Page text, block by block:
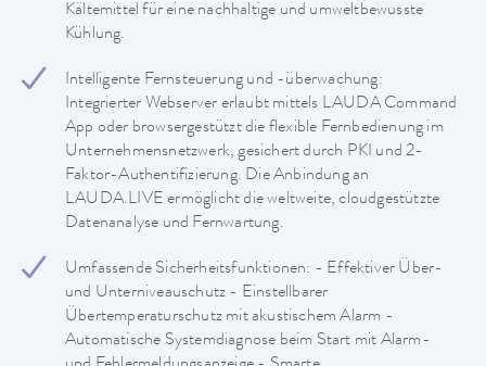
Kältemittel für eine nachhaltige und umweltbewusste
Kühlung.
Intelligente Fernsteuerung und -überwachung:
Integrierter Webserver erlaubt mittels LAUDA Command
App oder browsergestützt die flexible Fernbedienung im
Unternehmensnetzwerk, gesichert durch PKI und 2-
Faktor-Authentifizierung. Die Anbindung an
LAUDA.LIVE ermöglicht die weltweite, cloudgestützte
Datenanalyse und Fernwartung.
Umfassende Sicherheitsfunktionen: - Effektiver Über-
und Unterniveauschutz - Einstellbarer
Übertemperaturschutz mit akustischem Alarm -
Automatische Systemdiagnose beim Start mit Alarm-